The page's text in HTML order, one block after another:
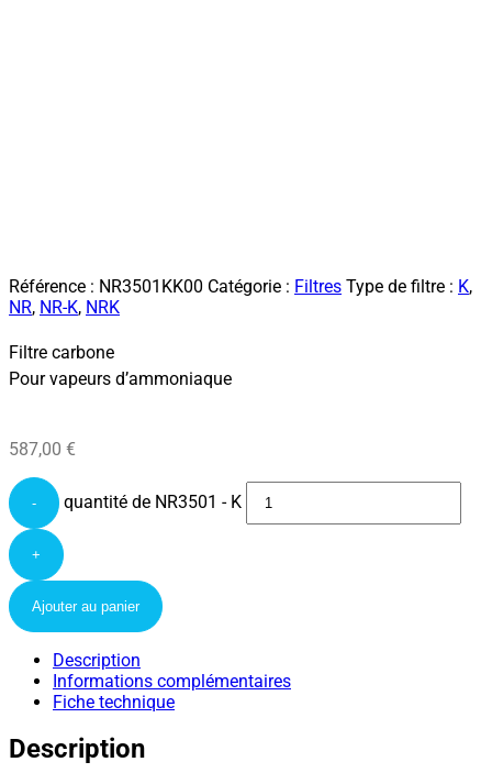
Référence : NR3501KK00 Catégorie : Filtres Type de filtre : K,
NR, NR-K, NRK
Filtre carbone
Pour vapeurs d’ammoniaque
587,00 €
- quantité de NR3501 - K
+
Ajouter au panier
Description
Informations complémentaires
Fiche technique
Description